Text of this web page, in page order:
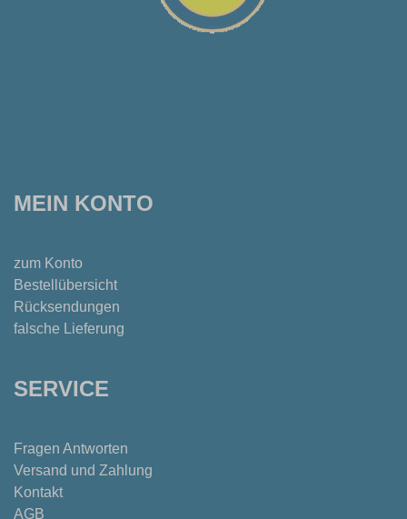
MEIN KONTO
zum Konto
Bestellübersicht
Rücksendungen
falsche Lieferung
SERVICE
Fragen Antworten
Versand und Zahlung
Kontakt
AGB